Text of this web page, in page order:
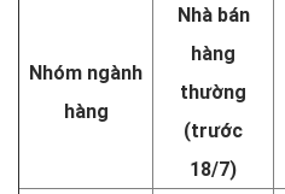
Nhóm ngành
hàng
Nhà bán
hàng
thường
(trước
18/7)